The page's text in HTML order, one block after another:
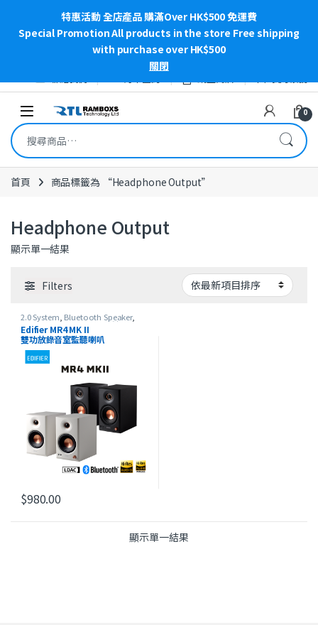
特惠活動 全店產品 購滿Over HK$500 免運費
Special Promotion All products in the store Free shipping
with purchase over HK$500
關閉
Open 0
搜尋關鍵字:
首頁 商品標籤為 “Headphone Output”
Headphone Output
顯示單一結果
Filters
2.0 System Bluetooth Speaker,
Edifier Studio Series 最新產品
Edifier MR4 MK II
雙功放錄音室監聽喇叭
$980.00
此產品有多種款式。 可在產品頁面選擇選項
顯示單一結果